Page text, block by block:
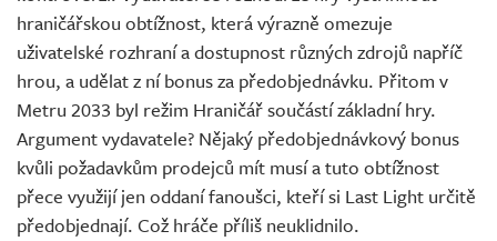
hraničářskou obtížnost, která výrazně omezuje
uživatelské rozhraní a dostupnost různých zdrojů napříč
hrou, a udělat z ní bonus za předobjednávku. Přitom v
Metru 2033 byl režim Hraničář součástí základní hry.
Argument vydavatele? Nějaký předobjednávkový bonus
kvůli požadavkům prodejců mít musí a tuto obtížnost
přece využijí jen oddaní fanoušci, kteří si Last Light určitě
předobjednají. Což hráče příliš neuklidnilo.